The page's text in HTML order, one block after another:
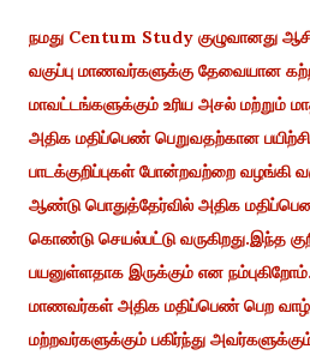
நமது Centum Study குழுவானது
வகுப்பு மாணவர்களுக்கு தேவையான
மாவட்டங்களுக்கும் உரிய அசல் மற்றும்
அதிக மதிப்பெண் பெறுவதற்கான
பாடக்குறிப்புகள் போன்றவற்றை வழங்கி
ஆண்டு பொதுத்தேர்வில் அதிக
கொண்டு செயல்பட்டு வருகிறது.இந்த
பயனுள்ளதாக இருக்கும் என
மாணவர்கள் அதிக மதிப்பெண் பெற
மற்றவர்களுக்கும் பகிர்ந்து